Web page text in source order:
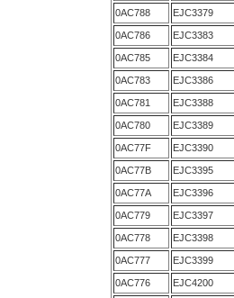
0AC788 EJC3379
0AC786 EJC3383
0AC785 EJC3384
0AC783 EJC3386
0AC781 EJC3388
0AC780 EJC3389
0AC77F EJC3390
0AC77B EJC3395
0AC77A EJC3396
0AC779 EJC3397
0AC778 EJC3398
0AC777 EJC3399
0AC776 EJC4200